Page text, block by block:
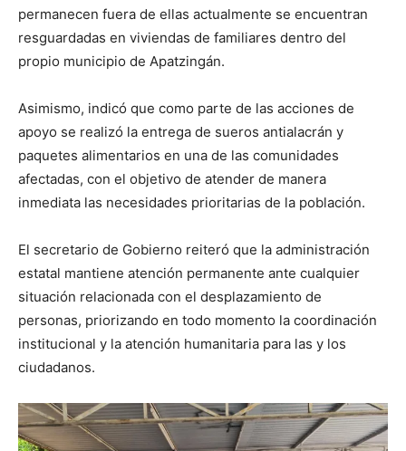
permanecen fuera de ellas actualmente se encuentran
resguardadas en viviendas de familiares dentro del
propio municipio de Apatzingán.
Asimismo, indicó que como parte de las acciones de
apoyo se realizó la entrega de sueros antialacrán y
paquetes alimentarios en una de las comunidades
afectadas, con el objetivo de atender de manera
inmediata las necesidades prioritarias de la población.
El secretario de Gobierno reiteró que la administración
estatal mantiene atención permanente ante cualquier
situación relacionada con el desplazamiento de
personas, priorizando en todo momento la coordinación
institucional y la atención humanitaria para las y los
ciudadanos.